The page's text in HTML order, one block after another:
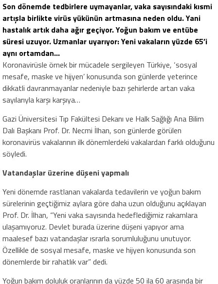
Son dönemde tedbirlere uymayanlar, vaka sayısındaki kısmi
artışla birlikte virüs yükünün artmasına neden oldu. Yani
hastalık artık daha ağır geçiyor. Yoğun bakım ve entübe
süresi uzuyor. Uzmanlar uyarıyor: Yeni vakaların yüzde 65’i
aynı ortamdan…
Koronavirüsle örnek bir mücadele sergileyen Türkiye, ‘sosyal
mesafe, maske ve hijyen’ konusunda son günlerde yeterince
dikkatli davranmayanlar nedeniyle bazı şehirlerde artan vaka
sayılarıyla karşı karşıya…
Gazi Üniversitesi Tıp Fakültesi Dekanı ve Halk Sağlığı Ana Bilim
Dalı Başkanı Prof. Dr. Necmi İlhan, son günlerde görülen
koronavirüs vakalarının ilk dönemlerdeki vakalardan farklı olduğunu
söyledi.
Vatandaşlar üzerine düşeni yapmalı
Yeni dönemde rastlanan vakalarda tedavilerin ve yoğun bakım
sürelerinin geçtiğimiz aylara göre daha uzun olduğunu açıklayan
Prof. Dr. İlhan, “Yeni vaka sayısında hedeflediğimiz rakamlara
ulaşamıyoruz. Devlet burada üzerine düşeni yapıyor ama
maalesef bazı vatandaşlar ısrarla sorumluluğunu unutuyor.
Özellikle de sosyal mesafe, maske ve hijyen konusunda son
dönemlerde bir rahatlık var” dedi.
Yoğun bakım doluluk oranlarının da yüzde 50 ila 60 arasında bir